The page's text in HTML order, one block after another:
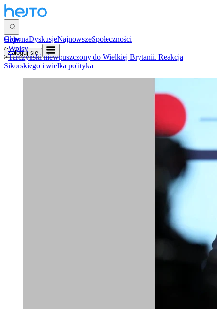
GłównaDyskusjeNajnowszeSpołeczności
Zaloguj się
Hejto
>Wpisy
>Tarczyński niewpuszczony do Wielkiej Brytanii. Reakcja
Sikorskiego i wielka polityka